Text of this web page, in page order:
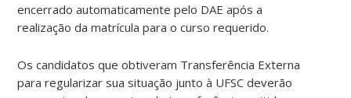
encerrado automaticamente pelo DAE após a
realização da matrícula para o curso requerido.
Os candidatos que obtiveram Transferência Externa
para regularizar sua situação junto à UFSC deverão